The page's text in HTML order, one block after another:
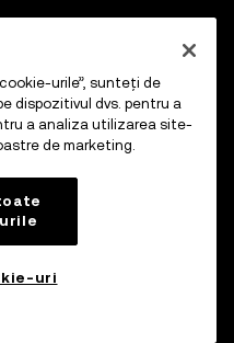
urile”, sunteți de
dispozitivul dvs. pentru a
a analiza utilizarea site-
de marketing.
uri